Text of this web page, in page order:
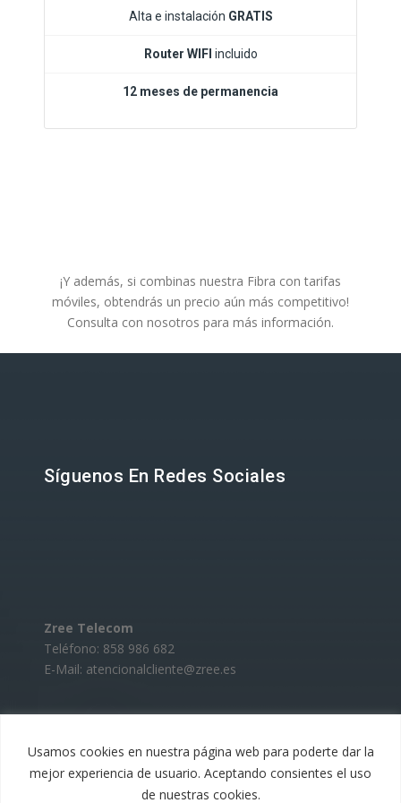
Usamos cookies en nuestra página web para poderte dar la
mejor experiencia de usuario. Aceptando consientes el uso
de nuestras cookies.
Alta e instalación GRATIS
Router WIFI incluido
12 meses de permanencia
¡Y además, si combinas nuestra Fibra con tarifas
móviles, obtendrás un precio aún más competitivo!
Consulta con nosotros para más información.
Síguenos En Redes Sociales
Zree Telecom
Teléfono: 858 986 682
E-Mail: atencionalcliente@zree.es
Zree Telecom